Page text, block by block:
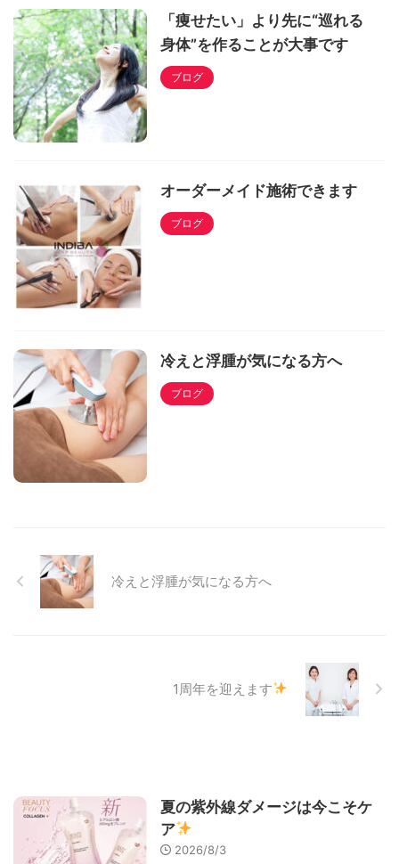
「痩せたい」より先に“巡れる
身体”を作ることが大事です
ブログ
オーダーメイド施術できます
ブログ
冷えと浮腫が気になる方へ
ブログ
冷えと浮腫が気になる方へ
1周年を迎えます
夏の紫外線ダメージは今こそケ
ア
2026/8/3